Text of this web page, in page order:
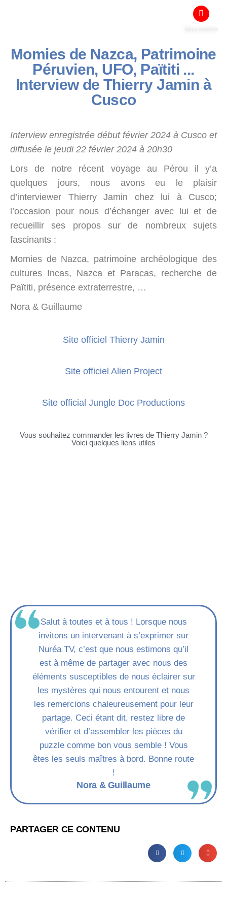
Momies de Nazca, Patrimoine
Péruvien, UFO, Païtiti ...
Interview de Thierry Jamin à
Cusco
Interview enregistrée début février 2024 à Cusco et
diffusée le jeudi 22 février 2024 à 20h30
Lors de notre récent voyage au Pérou il y’a
quelques jours, nous avons eu le plaisir
d’interviewer Thierry Jamin chez lui à Cusco;
l’occasion pour nous d’échanger avec lui et de
recueillir ses propos sur de nombreux sujets
fascinants :
Momies de Nazca, patrimoine archéologique des
cultures Incas, Nazca et Paracas, recherche de
Païtiti, présence extraterrestre, …
Nora & Guillaume
Site officiel Thierry Jamin
Site officiel Alien Project
Site official Jungle Doc Productions
Vous souhaitez commander les livres de Thierry Jamin ?
Voici quelques liens utiles
Salut à toutes et à tous ! Lorsque nous
invitons un intervenant à s’exprimer sur
Nuréa TV, c’est que nous estimons qu’il
est à même de partager avec nous des
éléments susceptibles de nous éclairer sur
les mystères qui nous entourent et nous
les remercions chaleureusement pour leur
partage. Ceci étant dit, restez libre de
vérifier et d’assembler les pièces du
puzzle comme bon vous semble ! Vous
êtes les seuls maîtres à bord. Bonne route
!
Nora & Guillaume
PARTAGER CE CONTENU